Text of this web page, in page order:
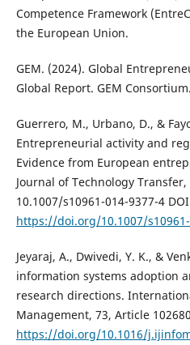
Competence Framework
the European Union.
GEM. (2024). Global
Global Report. GEM Consortium.
Guerrero, M., Urbano, D., &
Entrepreneurial activity and
Evidence from European
Journal of Technology Transfer,
10.1007/s10961-014-9377-4
https://doi.org/10.1007/
Jeyaraj, A., Dwivedi, Y. K., &
information systems adoption
research directions.
Management, 73, Article
https://doi.org/10.1016/